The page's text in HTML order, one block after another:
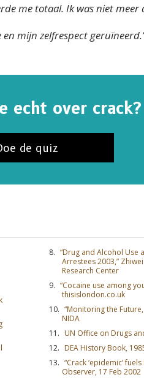
me totaal. Ik was niet meer
mijn zelfrespect
echt over crack?
de quiz
“Drug and Alcohol Use
Arrestees 2003,”
Research Center
“Cocaine use among
thisislondon.co.uk
“Monitoring the
NIDA
UN Office on Drugs
DEA History Book,
“Crack ‘epidemic’
Observer, 17 Feb 2002